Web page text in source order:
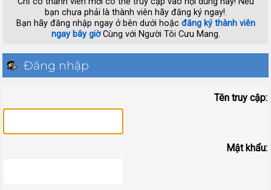
bạn chưa phải là thành viên hãy đăng ký ngay!.
Bạn hãy đăng nhập ngay ở bên dưới hoặc đăng ký thành viên
ngay bây giờCùng với Người Tôi Cưu Mang.
Đăng nhập
Tên truy cập:
Mật khẩu: